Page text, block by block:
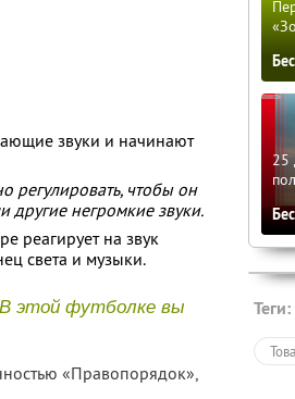
звуки и начинают
регулировать, чтобы он
другие негромкие звуки.
реагирует на звук
света и музыки.
этой футболке вы
«Правопорядок»,
25
Теги: